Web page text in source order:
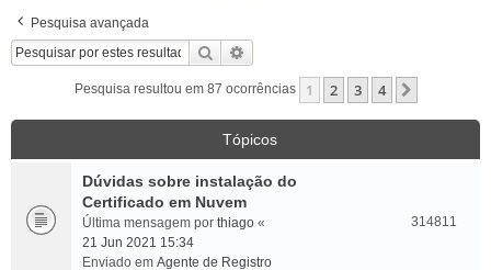
Pesquisa avançada
Pesquisar
Pesquisa resultou em 87 ocorrências 1 2 3 4
Tópicos
Dúvidas sobre instalação do
Certificado em Nuvem
Última mensagem por thiago «
21 Jun 2021 15:34
Enviado em Agente de Registro
314811